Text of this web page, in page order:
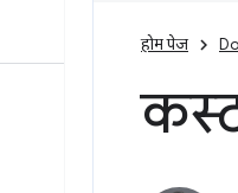
होम पेज